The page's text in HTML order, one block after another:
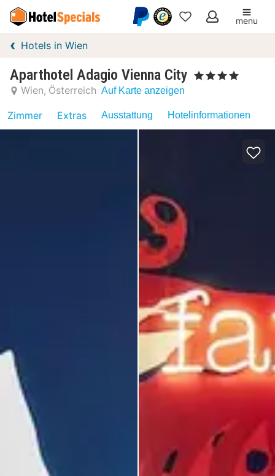
Meine
menu
Hotels in Wien
Aparthotel Adagio Vienna City , 4 Sterne
Wien Österreich Auf Karte anzeigen
Zimmer Extras Ausstattung Hotelinformationen